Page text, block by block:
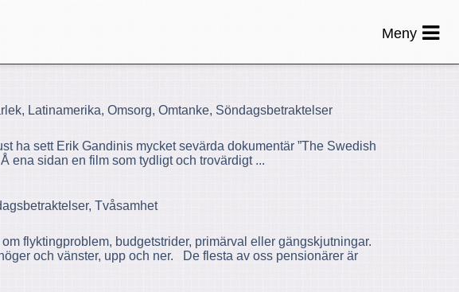
Latinamerika, Omsorg, Omtanke, Söndagsbetraktelser
ha sett Erik Gandinis mycket sevärda dokumentär ”The Swedish
ena sidan en film som tydligt och trovärdigt ...
Tvåsamhet
flyktingproblem, budgetstrider, primärval eller gängskjutningar.
och vänster, upp och ner. De flesta av oss pensionärer är
Meny